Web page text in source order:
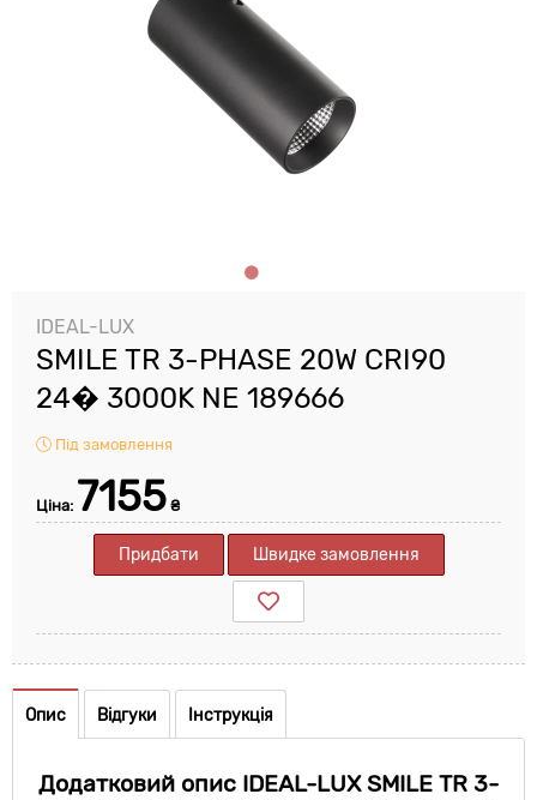
IDEAL-LUX
SMILE TR 3-PHASE 20W CRI90
24� 3000K NE 189666
Під замовлення
Ціна: 7155 ₴
Придбати Швидке замовлення
Опис Відгуки Інструкція
Додатковий опис IDEAL-LUX SMILE TR 3-